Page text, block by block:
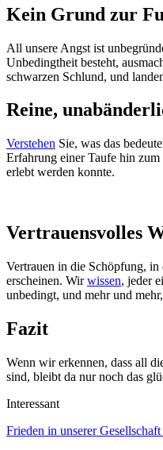
Kein Grund zur
All unsere Angst ist
Unbedingtheit besteht,
schwarzen Schlund, und
Reine,
Verstehen Sie, was das
Erfahrung einer Taufe hin
erlebt werden konnte.
Vertrauensvolles
Vertrauen in die Schöpfung,
erscheinen. Wirwissen, jeder
unbedingt, und mehr und
Fazit
Wenn wir erkennen, dass all
sind, bleibt da nur noch das
Interessant
Frieden in unserer